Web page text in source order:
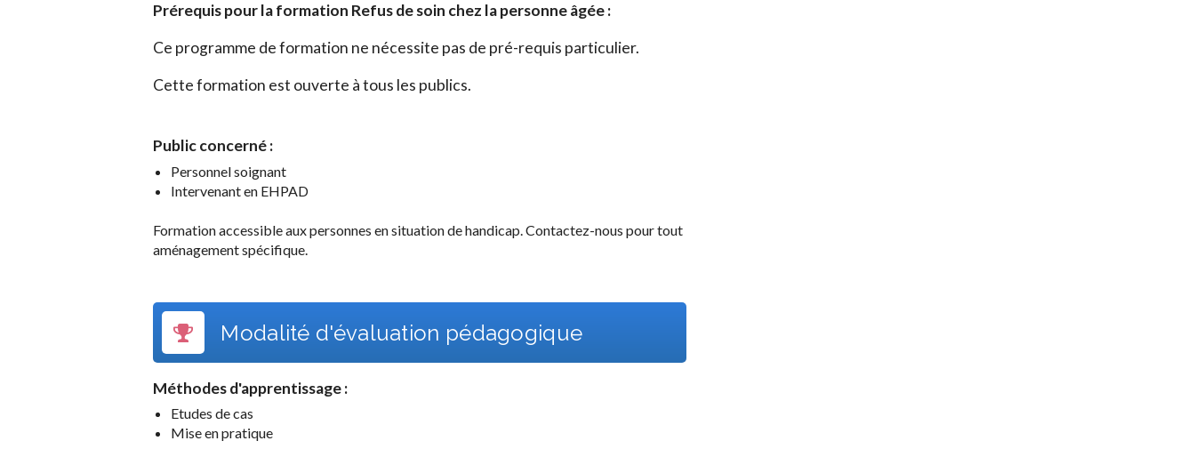
Prérequis pour la formation Refus de soin chez la personne âgée:
Ce programme de formation ne nécessite pas de pré-requis particulier.
Cette formation est ouverte à tous les publics.
Public concerné :
Personnel soignant
Intervenant en EHPAD
Formation accessible aux personnes en situation de handicap. Contactez-nous pour tout
aménagement spécifique.
Modalité d'évaluation pédagogique
Méthodes d'apprentissage :
Etudes de cas
Mise en pratique